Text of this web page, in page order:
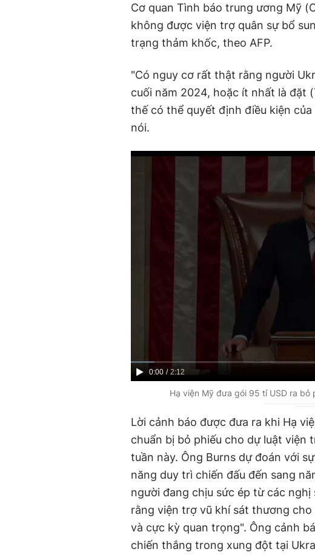
Cơ quan Tình báo trung ương Mỹ
không được viện trợ quân sự bổ
trạng thảm khốc, theo AFP.
"Có nguy cơ rất thật rằng người
cuối năm 2024, hoặc ít nhất là đặt
thế có thể quyết định điều kiện
nói.
C
r
e
n
t
T
i
m
0:00 / D
u
a
t
i
o
n
2:12
Hạ viện Mỹ đưa gói 95 tỉ USD ra bỏ
Lời cảnh báo được đưa ra khi Hạ
chuẩn bị bỏ phiếu cho dự luật viện
tuần này. Ông Burns dự đoán với
năng duy trì chiến đấu đến sang
người đang chịu sức ép từ các
rằng viện trợ vũ khí sát thương
và cực kỳ quan trọng". Ông cảnh
chiến thắng trong xung đột tại